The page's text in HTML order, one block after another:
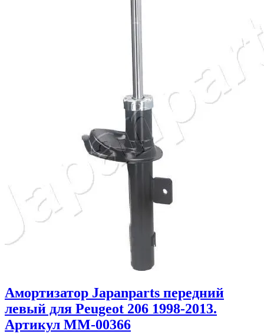
Амортизатор Japanparts передний
левый для Peugeot 206 1998-2013.
Артикул MM-00366